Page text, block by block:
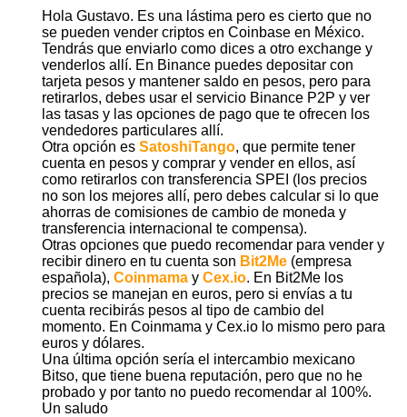
Hola Gustavo. Es una lástima pero es cierto que no
se pueden vender criptos en Coinbase en México.
Tendrás que enviarlo como dices a otro exchange y
venderlos allí. En Binance puedes depositar con
tarjeta pesos y mantener saldo en pesos, pero para
retirarlos, debes usar el servicio Binance P2P y ver
las tasas y las opciones de pago que te ofrecen los
vendedores particulares allí.
Otra opción esSatoshiTango, que permite tener
cuenta en pesos y comprar y vender en ellos, así
como retirarlos con transferencia SPEI (los precios
no son los mejores allí, pero debes calcular si lo que
ahorras de comisiones de cambio de moneda y
transferencia internacional te compensa).
Otras opciones que puedo recomendar para vender y
recibir dinero en tu cuenta son Bit2Me (empresa
española),Coinmama yCex.io. En Bit2Me los
precios se manejan en euros, pero si envías a tu
cuenta recibirás pesos al tipo de cambio del
momento. En Coinmama y Cex.io lo mismo pero para
euros y dólares.
Una última opción sería el intercambio mexicano
Bitso, que tiene buena reputación, pero que no he
probado y por tanto no puedo recomendar al 100%.
Un saludo